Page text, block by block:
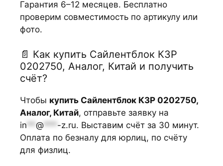
Гарантия 6–12 месяцев. Бесплатно
проверим совместимость по артикулу или
фото.
📄 Как купить Сайлентблок КЗР
0202750, Аналог, Китай и получить
счёт?
Чтобы купить Сайлентблок КЗР 0202750,
Аналог, Китай, отправьте заявку на
in **@ *** -z.ru. Выставим счёт за 30 минут.
Оплата по безналу для юрлиц, по счёту
для физлиц.